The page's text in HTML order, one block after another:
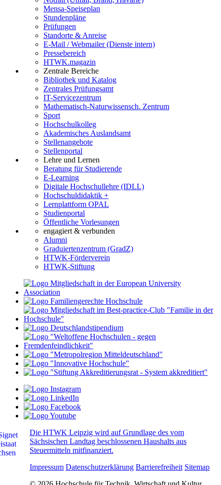
Mensa-Speiseplan
Stundenpläne
Prüfungen
Standorte & Anreise
E-Mail / Webmailer (Dienste intern)
Pressebereich
HTWK.magazin
Zentrale Bereiche
Bibliothek und Katalog
Zentrales Prüfungsamt
IT-Servicezentrum
Mathematisch-Naturwissensch. Zentrum
Sport
Hochschulkolleg
Akademisches Auslandsamt
Stellenangebote
Stellenportal
Lehre und Lernen
Beratung für Studierende
E-Learning
Digitale Hochschullehre (IDLL)
Hochschuldidaktik +
Lernplattform OPAL
Studienportal
Öffentliche Vorlesungen
engagiert & verbunden
Alumni
Graduiertenzentrum (GradZ)
HTWK-Förderverein
HTWK-Stiftung
Die HTWK Leipzig wird auf Grundlage des vom
Sächsischen Landtag beschlossenen Haushalts aus
Steuermitteln mitfinanziert.
Impressum Datenschutzerklärung Barrierefreiheit Sitemap